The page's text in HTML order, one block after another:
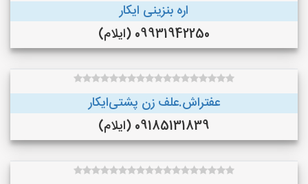
اره بنزینی ایکار
09931942250 (ایلام)
عفتراش.علف زن پشتی‌ایکار
09185131839 (ایلام)